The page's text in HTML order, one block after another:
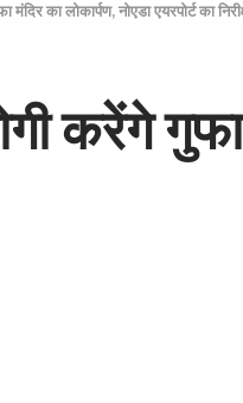
का लोकार्पण, नोएडा एयरपोर्ट का
करेंगे